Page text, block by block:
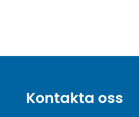
Kontakta oss